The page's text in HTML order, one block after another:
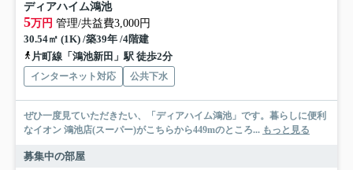
ディアハイム鴻池
5万円 管理/共益費3,000円
30.54㎡ (1K) /築39年 /4階建
片町線「鴻池新田」駅 徒歩2分
インターネット対応 公共下水
ぜひ一度見ていただきたい、「ディアハイム鴻池」です。暮らしに便利
なイオン 鴻池店(スーパー)がこちらから449mのところ... もっと見る
募集中の部屋